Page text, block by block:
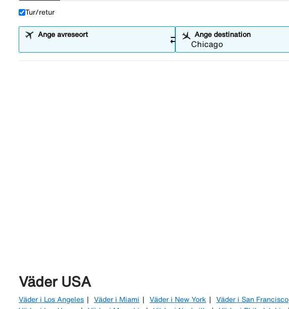
Tur/retur
Ange avreseort sync_alt Ange destination
Väder USA
Väder i Los Angeles Väder i Miami Väder i New York Väder i San Francisco